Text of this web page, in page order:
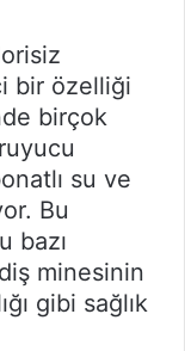
bir özelliği
birçok
su ve
Bu
bazı
minesinin
gibi sağlık